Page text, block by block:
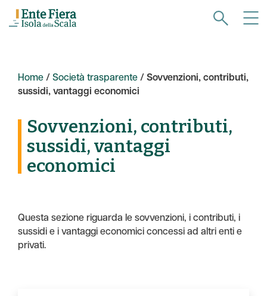
Home / Società trasparente / Sovvenzioni, contributi,
sussidi, vantaggi economici
Sovvenzioni, contributi,
sussidi, vantaggi
economici
Questa sezione riguarda le sovvenzioni, i contributi, i
sussidi e i vantaggi economici concessi ad altri enti e
privati.